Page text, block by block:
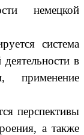
немецкой
система
в
применение
перспективы
а также